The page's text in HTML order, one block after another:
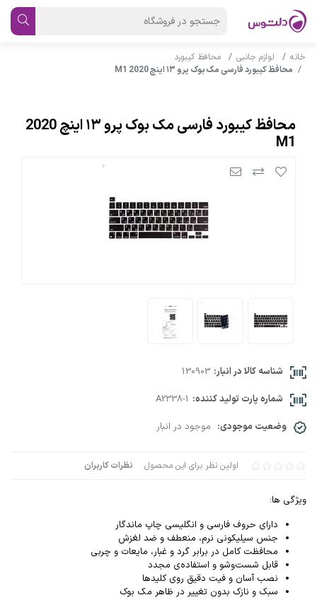
خانه لوازم جانبی
محافظ کیبورد
محافظ کیبورد فارسی مک بوک پرو ۱۳ اینچ 2020 M1
محافظ کیبورد فارسی مک بوک پرو ۱۳ اینچ 2020
M1
اولین نظر برای این محصول نظرات کاربران
ویژگی ها:
دارای حروف فارسی و انگلیسی چاپ ماندگار
جنس سیلیکونی نرم، منعطف و ضد لغزش
محافظت کامل در برابر گرد و غبار، مایعات و چربی
قابل شست‌وشو و استفاده‌ی مجدد
نصب آسان و فیت دقیق روی کلیدها
سبک و نازک بدون تغییر در ظاهر مک بوک
شناسه کالا در انبار: 130903
شماره پارت تولید کننده: A2338-1
وضعیت موجودی: موجود در انبار